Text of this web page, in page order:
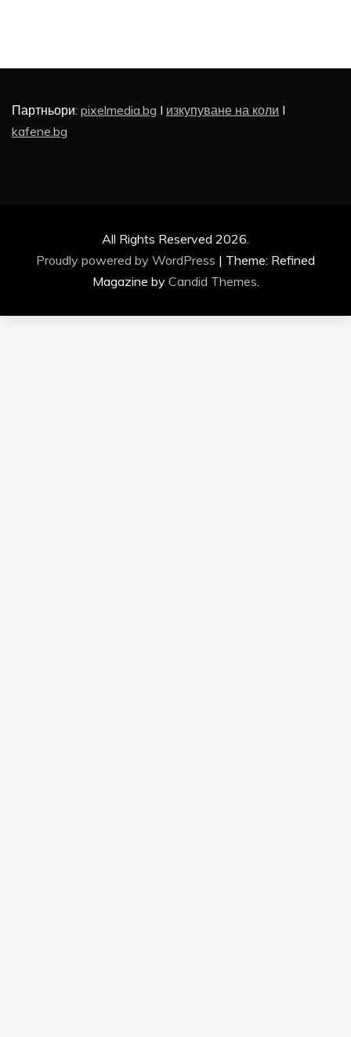
Партньори: pixelmedia.bg I изкупуване на коли I
kafene.bg
All Rights Reserved 2026.
Proudly powered by WordPress | Theme: Refined
Magazine by Candid Themes